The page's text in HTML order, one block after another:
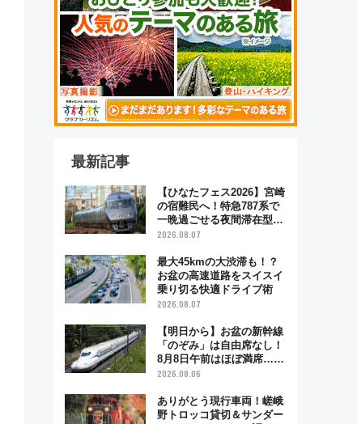
最新記事
【ひなたフェス2026】宮崎
の宿難民へ！特急787系で
一晩過ごせる夜間滞在型イ
ベント「スワローおひさ
2026.08.07
最大45kmの大渋滞も！？
お盆の高速道路をスイスイ
乗り切る快適ドライブ術
2026.08.07
【明日から】お盆の新幹線
「のぞみ」は自由席なし！
8月8日午前はほぼ満席…で
も数時間ズラせば空きが見
「空席」探しのコツ
2026.08.06
ありがとう現行車両！嵯峨
野トロッコ貸切＆サンダー